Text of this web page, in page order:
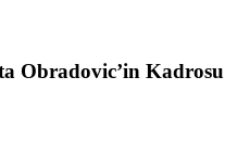
Obradovic’in